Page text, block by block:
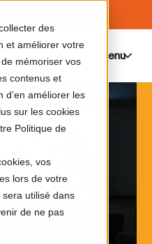
des
et améliorer votre
mémoriser vos
contenus et
d’en améliorer les
sur les cookies
Politique de
vos
lors de votre
utilisé dans
de ne pas
Menu